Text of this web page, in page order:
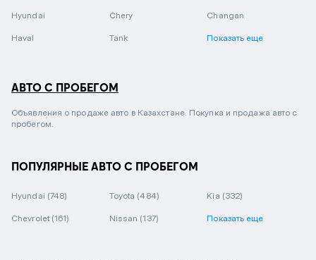
Hyundai Chery Changan
Haval Tank Показать еще
АВТО С ПРОБЕГОМ
Объявления о продаже авто в Казахстане. Покупка и продажа авто с
пробегом.
ПОПУЛЯРНЫЕ АВТО С ПРОБЕГОМ
Hyundai (748) Toyota (484) Kia (332)
Chevrolet (161) Nissan (137) Показать еще